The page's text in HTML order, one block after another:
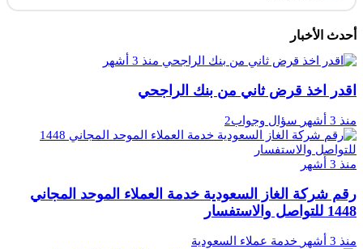
أحدث الأخبار
منذ 3 أشهر
اقدر اخذ قرض ثاني من بنك الراجحي
منذ 3 أشهر سؤال وجواب2
منذ 3 أشهر
رقم شركة الغاز السعودية خدمة العملاء الموحد المجاني
1448 للتواصل والاستفسار
منذ 3 أشهر خدمة عملاء السعودية